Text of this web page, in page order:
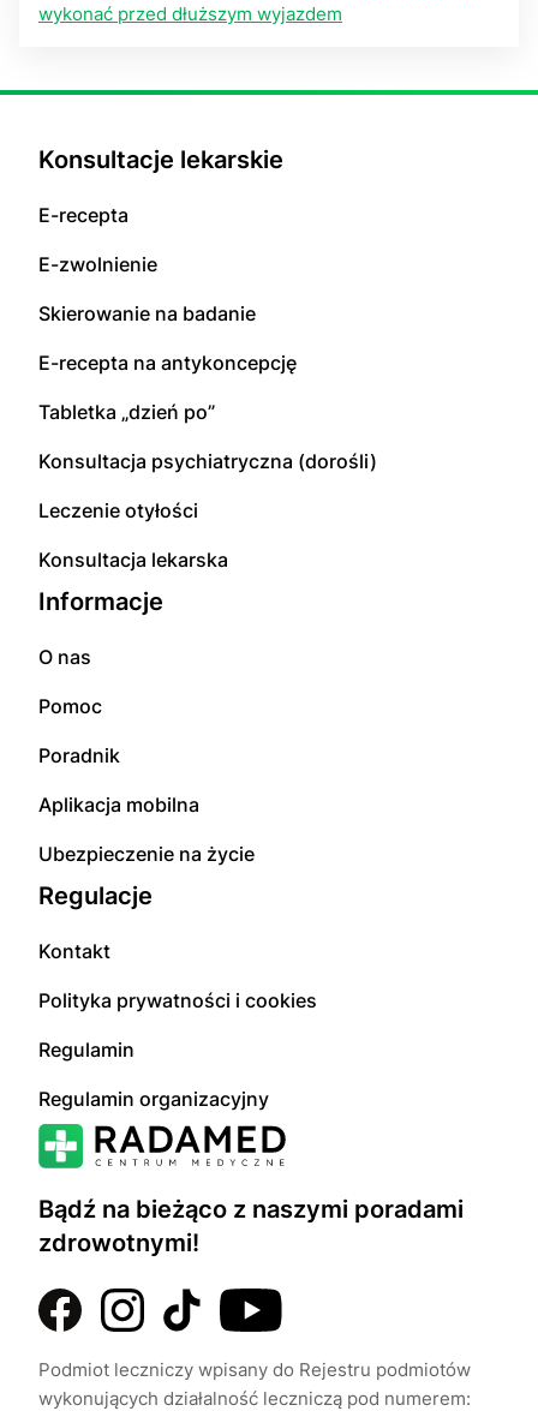
wykonać przed dłuższym wyjazdem
Bądź na bieżąco z naszymi poradami
zdrowotnymi!
Podmiot leczniczy wpisany do Rejestru podmiotów
wykonujących działalność leczniczą pod numerem:
Konsultacje lekarskie
E-recepta
E-zwolnienie
Skierowanie na badanie
E-recepta na antykoncepcję
Tabletka „dzień po”
Konsultacja psychiatryczna (dorośli)
Leczenie otyłości
Konsultacja lekarska
Informacje
O nas
Pomoc
Poradnik
Aplikacja mobilna
Ubezpieczenie na życie
Regulacje
Kontakt
Polityka prywatności i cookies
Regulamin
Regulamin organizacyjny